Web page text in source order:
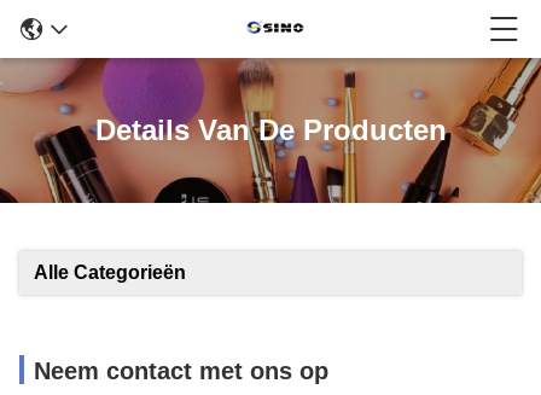
Details Van De Producten
Alle Categorieën
Neem contact met ons op